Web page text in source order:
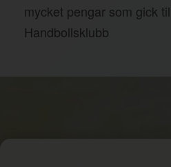
mycket pengar som gick
Handbollsklubb